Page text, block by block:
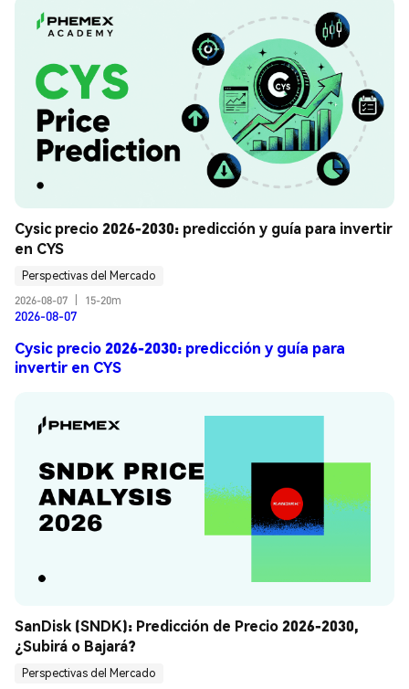
Cysic precio 2026-2030: predicción y guía para invertir
en CYS
Perspectivas del Mercado
2026-08-07
15-20m
2026-08-07
Cysic precio 2026-2030: predicción y guía para
invertir en CYS
SanDisk (SNDK): Predicción de Precio 2026-2030,
¿Subirá o Bajará?
Perspectivas del Mercado